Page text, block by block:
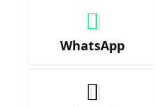
WhatsApp